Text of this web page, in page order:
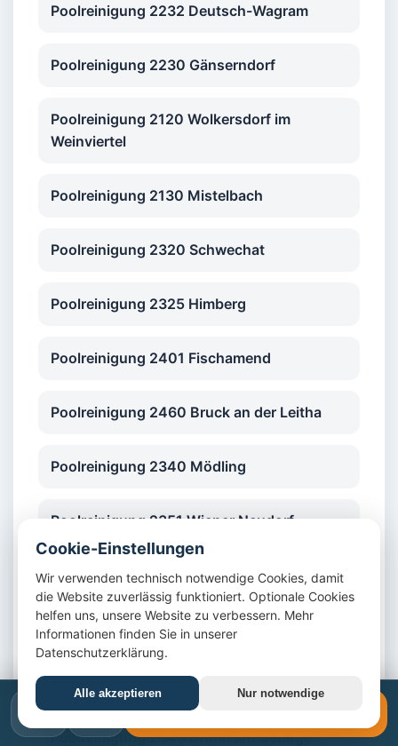
Poolreinigung 2232 Deutsch-Wagram
Poolreinigung 2230 Gänserndorf
Poolreinigung 2120 Wolkersdorf im
Weinviertel
Poolreinigung 2130 Mistelbach
Poolreinigung 2320 Schwechat
Poolreinigung 2325 Himberg
Poolreinigung 2401 Fischamend
Poolreinigung 2460 Bruck an der Leitha
Poolreinigung 2340 Mödling
Poolreinigung 2351 Wiener Neudorf
Poolreinigung 2352 Gumpoldskirchen
Poolreinigung 2353 Guntramsdorf
Poolreinigung 2380 Perchtoldsdorf
Poolreinigung 2345 Brunn am Gebirge
📞 ✉️ 📞 +43 1 4420617
Cookie-Einstellungen
Wir verwenden technisch notwendige Cookies, damit
die Website zuverlässig funktioniert. Optionale Cookies
helfen uns, unsere Website zu verbessern. Mehr
Informationen finden Sie in unserer
Datenschutzerklärung.
Alle akzeptieren Nur notwendige